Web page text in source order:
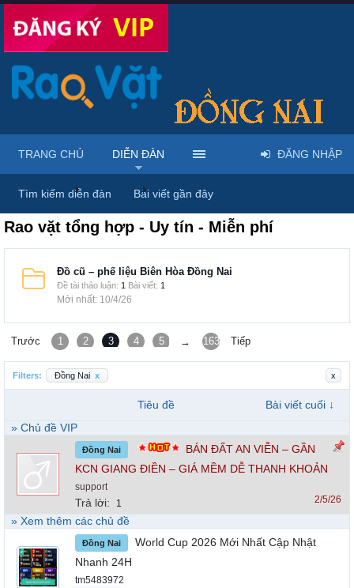
Trang chủ Diễn đàn Rao vặt tổng hợp
Rao vặt tổng hợp - Uy tín - Miễn phí
Đồ cũ – phế liệu Biên Hòa Đồng Nai
Đề tài thảo luận: 1 Bài viết: 1
10/4/26
Trước 1 2 3 4 5 6
→ 163 Tiếp
Filters: Đồng Nai x x
Tiêu đề
Bài viết cuối ↓
» Chủ đề VIP
Đồng Nai
BÁN ĐẤT AN VIỄN – GẦN
KCN GIANG ĐIỀN – GIÁ MỀM DỄ THANH KHOẢN
support
Trả lời: 1 2/5/26
» Xem thêm các chủ đề
Đồng Nai
World Cup 2026 Mới Nhất Cập Nhật
Nhanh 24H
tm5483972
TRANG CHỦ DIỄN ĐÀN
Tìm kiếm diễn đàn Bài viết gần đây
ĐĂNG NHẬP